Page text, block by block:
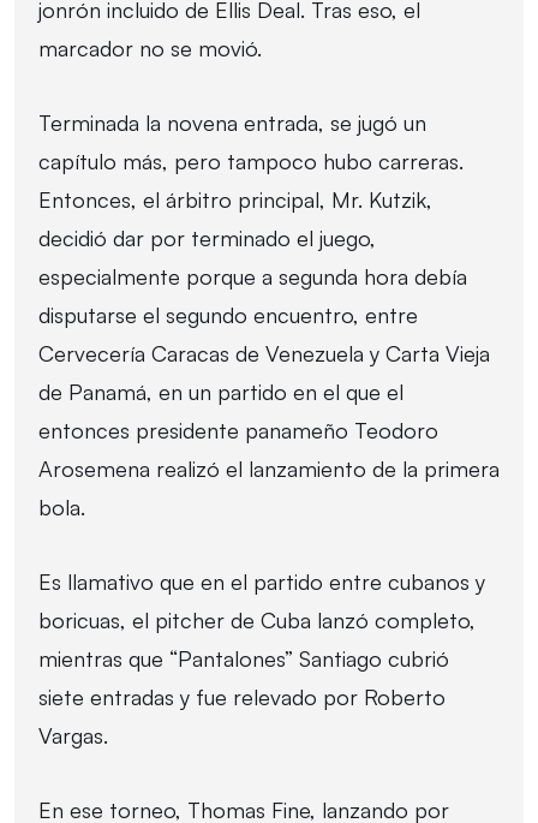
jonrón incluido de Ellis Deal. Tras eso, el
marcador no se movió.
Terminada la novena entrada, se jugó un
capítulo más, pero tampoco hubo carreras.
Entonces, el árbitro principal, Mr. Kutzik,
decidió dar por terminado el juego,
especialmente porque a segunda hora debía
disputarse el segundo encuentro, entre
Cervecería Caracas de Venezuela y Carta Vieja
de Panamá, en un partido en el que el
entonces presidente panameño Teodoro
Arosemena realizó el lanzamiento de la primera
bola.
Es llamativo que en el partido entre cubanos y
boricuas, el pitcher de Cuba lanzó completo,
mientras que “Pantalones” Santiago cubrió
siete entradas y fue relevado por Roberto
Vargas.
En ese torneo, Thomas Fine, lanzando por